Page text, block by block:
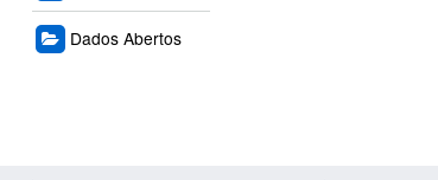
Dados Abertos